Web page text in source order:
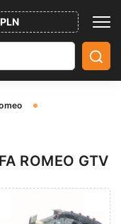
ROMEO GTV